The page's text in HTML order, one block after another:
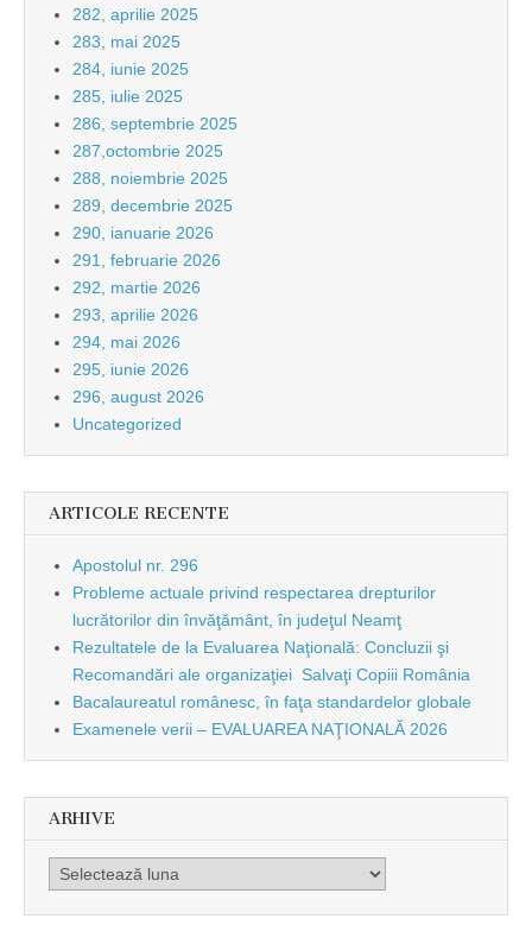
282, aprilie 2025
283, mai 2025
284, iunie 2025
285, iulie 2025
286, septembrie 2025
287,octombrie 2025
288, noiembrie 2025
289, decembrie 2025
290, ianuarie 2026
291, februarie 2026
292, martie 2026
293, aprilie 2026
294, mai 2026
295, iunie 2026
296, august 2026
Uncategorized
ARTICOLE RECENTE
Apostolul nr. 296
Probleme actuale privind respectarea drepturilor
lucrătorilor din învăţământ, în judeţul Neamţ
Rezultatele de la Evaluarea Naţională: Concluzii şi
Recomandări ale organizaţiei Salvaţi Copiii România
Bacalaureatul românesc, în faţa standardelor globale
Examenele verii – EVALUAREA NAŢIONALĂ 2026
ARHIVE
Arhive